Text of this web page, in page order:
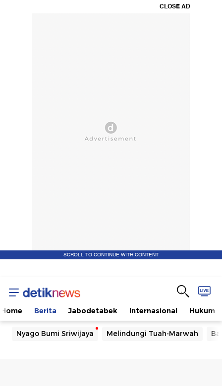
CLOSE AD
SCROLL TO CONTINUE WITH CONTENT
Home Berita Jabodetabek Internasional Hukum
Nyago Bumi Sriwijaya Melindungi Tuah-Marwah